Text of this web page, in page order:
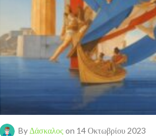
ByΔάσκαλος on 14 Οκτωβρίου 2023